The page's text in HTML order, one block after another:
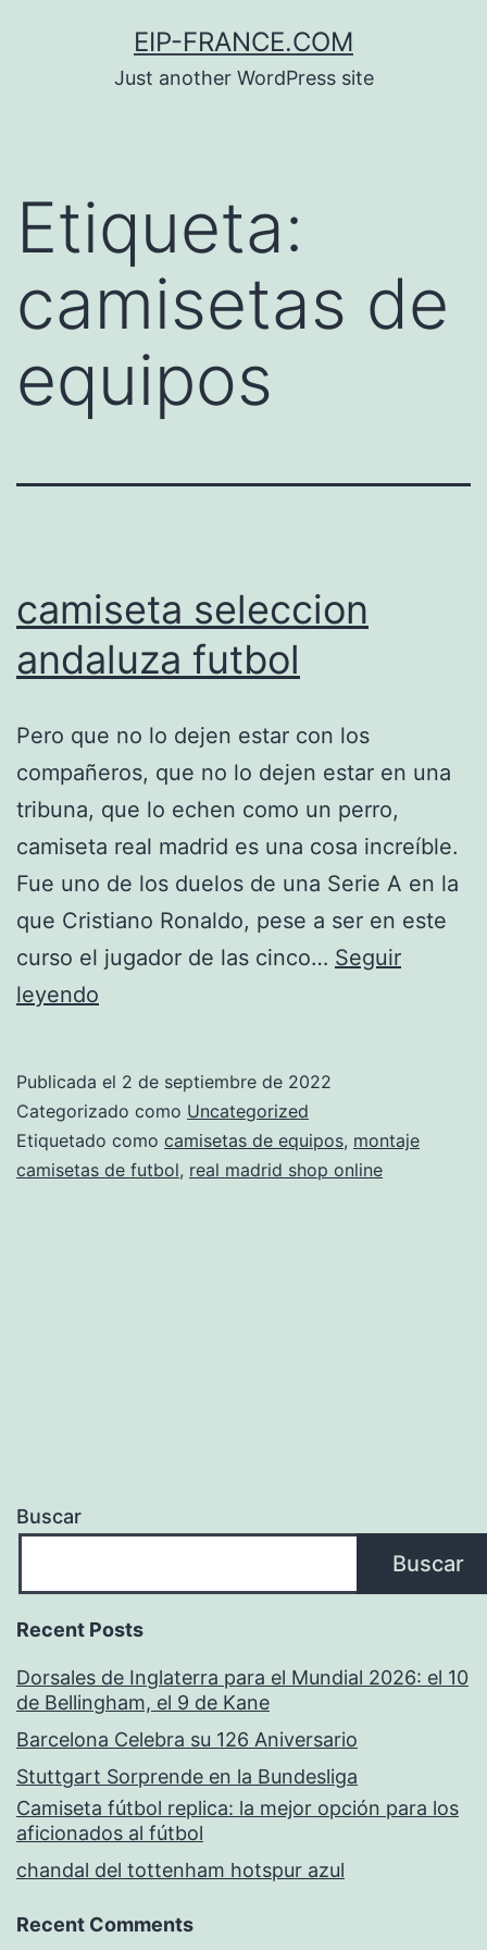
EIP-FRANCE.COM
Just another WordPress site
Etiqueta:
camisetas de
equipos
camiseta seleccion
andaluza futbol
Pero que no lo dejen estar con los
compañeros, que no lo dejen estar en una
tribuna, que lo echen como un perro,
camiseta real madrid es una cosa increíble.
Fue uno de los duelos de una Serie A en la
que Cristiano Ronaldo, pese a ser en este
curso el jugador de las cinco… Seguir
leyendo
futbol
Publicada el 2 de septiembre de 2022
Categorizado como Uncategorized
Etiquetado como camisetas de equipos, montaje
camisetas de futbol, real madrid shop online
Buscar
Buscar
Recent Posts
Dorsales de Inglaterra para el Mundial 2026: el 10
de Bellingham, el 9 de Kane
Barcelona Celebra su 126 Aniversario
Stuttgart Sorprende en la Bundesliga
Camiseta fútbol replica: la mejor opción para los
aficionados al fútbol
chandal del tottenham hotspur azul
Recent Comments